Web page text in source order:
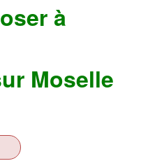
à
Moselle